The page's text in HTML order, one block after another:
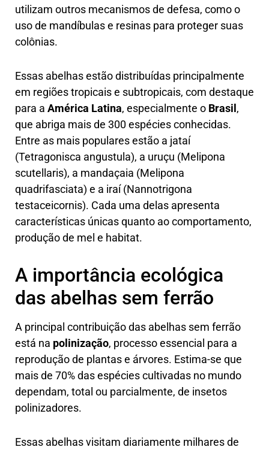
utilizam outros mecanismos de defesa, como o
uso de mandíbulas e resinas para proteger suas
colônias.
Essas abelhas estão distribuídas principalmente
em regiões tropicais e subtropicais, com destaque
para a América Latina, especialmente o Brasil,
que abriga mais de 300 espécies conhecidas.
Entre as mais populares estão a jataí
(Tetragonisca angustula), a uruçu (Melipona
scutellaris), a mandaçaia (Melipona
quadrifasciata) e a iraí (Nannotrigona
testaceicornis). Cada uma delas apresenta
características únicas quanto ao comportamento,
produção de mel e habitat.
A importância ecológica
das abelhas sem ferrão
A principal contribuição das abelhas sem ferrão
está na polinização, processo essencial para a
reprodução de plantas e árvores. Estima-se que
mais de 70% das espécies cultivadas no mundo
dependam, total ou parcialmente, de insetos
polinizadores.
Essas abelhas visitam diariamente milhares de